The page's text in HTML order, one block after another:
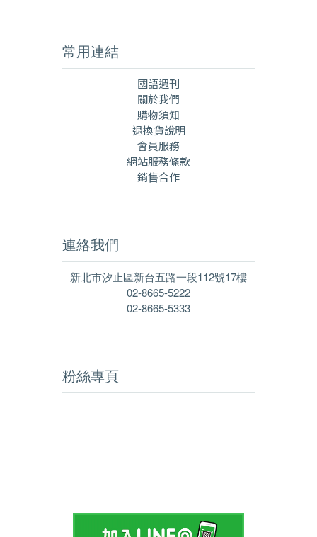
常用連結
國語週刊
關於我們
購物須知
退換貨說明
會員服務
網站服務條款
銷售合作
連絡我們
新北市汐止區新台五路一段112號17樓
02-8665-5222
02-8665-5333
粉絲專頁